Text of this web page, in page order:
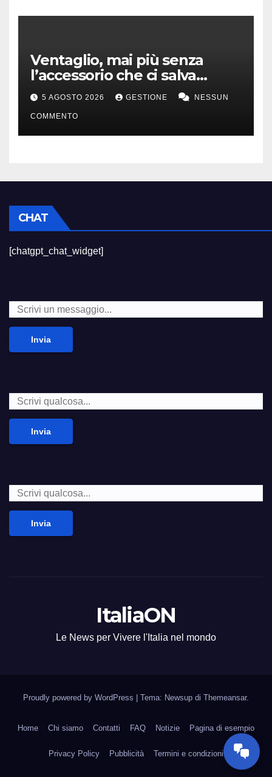
Ventaglio, mai più senza
l’accessorio che ci salva
dall’afa
5 AGOSTO 2026 GESTIONE NESSUN
COMMENTO
CHAT
[chatgpt_chat_widget]
Invia
Invia
Invia
ItaliaON
Le News per Vivere l'Italia nel mondo
Proudly powered by WordPress Tema: Newsup di Themeansar.
Home Chi siamo Contatti FAQ Notizie Pagina di esempio
Privacy Policy Pubblicità Termini e condizioni